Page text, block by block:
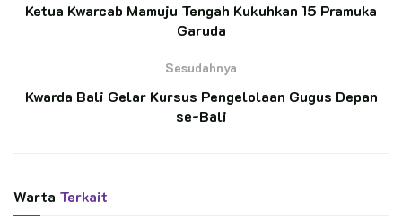
kab.mamuju tengah, Perwira Direktorat binmas Polda Sulbar,
unsur pamong dan instruktur saka bhayangkara Sesulawesi
barat
Dalam sambutan asisten 1 kabupaten Mamuju tengah
memperingati Hari Pramuka Ke-64 Tahun 2025 yang jatuh
Ketua Kwarcab Mamuju Tengah Kukuhkan 15 Pramuka
Garuda
Sesudahnya
Kwarda Bali Gelar Kursus Pengelolaan Gugus Depan
se-Bali
Warta Terkait